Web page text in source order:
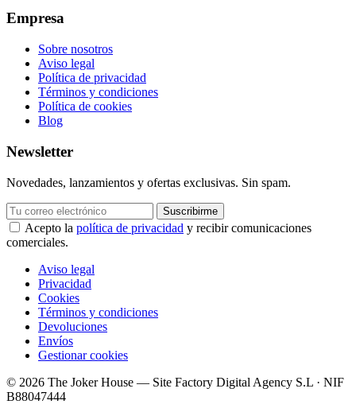
Empresa
Sobre nosotros
Aviso legal
Política de privacidad
Términos y condiciones
Política de cookies
Blog
Newsletter
Novedades, lanzamientos y ofertas exclusivas. Sin spam.
Suscribirme
Acepto la política de privacidad y recibir comunicaciones
comerciales.
Aviso legal
Privacidad
Cookies
Términos y condiciones
Devoluciones
Envíos
Gestionar cookies
© 2026 The Joker House — Site Factory Digital Agency S.L · NIF
B88047444